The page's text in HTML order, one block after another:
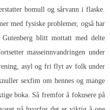
bomull og sårvann i flaske.
med fysiske problemer, også har
Gutenberg blitt mottatt med delte
masseinnvandringen under
asyl og fri flyt av folk under
sexfim om hennes og mange
boka. Så fremfor å fokusere på